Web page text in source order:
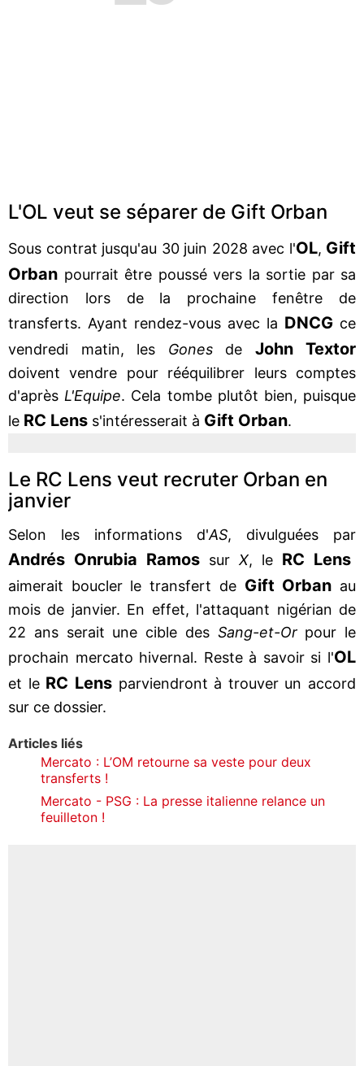
L'OL veut se séparer de Gift Orban
Sous contrat jusqu'au 30 juin 2028 avec l'OL, Gift
Orban pourrait être poussé vers la sortie par sa
direction lors de la prochaine fenêtre de
transferts. Ayant rendez-vous avec la DNCG ce
vendredi matin, les Gones de John Textor
doivent vendre pour rééquilibrer leurs comptes
d'après L'Equipe. Cela tombe plutôt bien, puisque
le RC Lens s'intéresserait à Gift Orban.
Le RC Lens veut recruter Orban en
janvier
Selon les informations d'AS, divulguées par
Andrés Onrubia Ramos sur X, le RC Lens
aimerait boucler le transfert de Gift Orban au
mois de janvier. En effet, l'attaquant nigérian de
22 ans serait une cible des Sang-et-Or pour le
prochain mercato hivernal. Reste à savoir si l'OL
et leRC Lens parviendront à trouver un accord
sur ce dossier.
Articles liés
Mercato : L’OM retourne sa veste pour deux
transferts !
Mercato - PSG : La presse italienne relance un
feuilleton !